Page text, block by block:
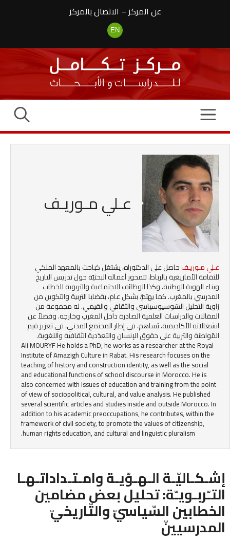
عن المركز– الاتصال بالمركز
EN
عـلي مـوريـف
عـلي مـوريـف حاصل على الدكتوراه، يشتغل كباحث بالمعهد الملكي
للثقافة الأمازيغية بالرباط. تتمحور أعماله البحثيّة حول تدريس التاريخ
وبناء الهوية الوطنية، وكذا الوظائف الاجتماعية والتربوية للخطاب
المدرسي بالمغرب. كما يهتمُّ، بشكل عام، بقضايا التربية والتكوين من
زاوية التحليل السّوسيوسياسي والثقافي والقيمي. له مجموعة من
المقالات والدراسات العلمية الصادرة داخل المغرب وخارجه. وفضلاً عن
انشغالاته الأكاديمية، يُساهم، في إطار المجتمع المدني، في تعزيز قيم
المُواطنة والتربية على حقوق الإنسان والتعدّدية الثقافية واللغوية.
Ali MOURYF He holds a PhD, he works as a researcher at the Royal
Institute of Amazigh Culture in Rabat. His research focuses on the
teaching of history and construction identity, as well as the social
and educational functions of school discourse in Morocco. He is
also concerned with issues of education and training from the point
of view of sociopolitical, cultural, and value analysis. He published
several scientific articles and studies inside and outside Morocco. In
addition to his academic preoccupations, he contributes, within the
framework of civil society, to promote the values of citizenship,
human rights education, and cultural and linguistic pluralism.
إشـكـاليّـة الـهـوّيـة وامـتـداداتـهـا
التـّربـويـّة: تحليل بعض مضامين
الخطابين السّياسيّ والتّاريخيّ
المدرسيينّ